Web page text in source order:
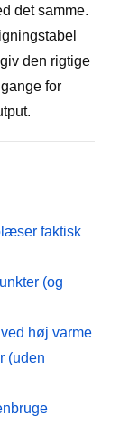
det samme.
den rigtige
for
faktisk
(og
høj varme
(uden